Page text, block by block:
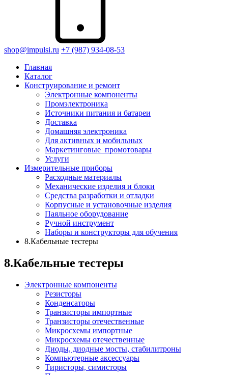
shop@impulsi.ru +7 (987) 934-08-53
Главная
Каталог
Конструирование и ремонт
Электронные компоненты
Промэлектроника
Источники питания и батареи
Доставка
Домашняя электроника
Для активных и мобильных
Маркетинговые_промотовары
Услуги
Измерительные приборы
Расходные материалы
Механические изделия и блоки
Средства разработки и отладки
Корпусные и установочные изделия
Паяльное оборудование
Ручной инструмент
Наборы и конструкторы для обучения
8.Кабельные тестеры
8.Кабельные тестеры
Электронные компоненты
Резисторы
Конденсаторы
Транзисторы импортные
Транзисторы отечественные
Микросхемы импортные
Микросхемы отечественные
Диоды, диодные мосты, стабилитроны
Компьютерные аксессуары
Тиристоры, симисторы